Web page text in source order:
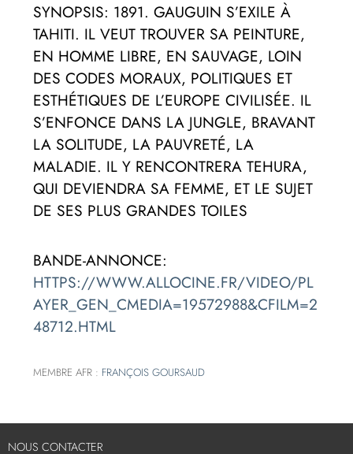
SYNOPSIS: 1891. GAUGUIN S’EXILE À
TAHITI. IL VEUT TROUVER SA PEINTURE,
EN HOMME LIBRE, EN SAUVAGE, LOIN
DES CODES MORAUX, POLITIQUES ET
ESTHÉTIQUES DE L’EUROPE CIVILISÉE. IL
S’ENFONCE DANS LA JUNGLE, BRAVANT
LA SOLITUDE, LA PAUVRETÉ, LA
MALADIE. IL Y RENCONTRERA TEHURA,
QUI DEVIENDRA SA FEMME, ET LE SUJET
DE SES PLUS GRANDES TOILES
BANDE-ANNONCE:
HTTPS://WWW.ALLOCINE.FR/VIDEO/PL
AYER_GEN_CMEDIA=19572988&CFILM=2
48712.HTML
MEMBRE AFR : FRANÇOIS GOURSAUD
NOUS CONTACTER